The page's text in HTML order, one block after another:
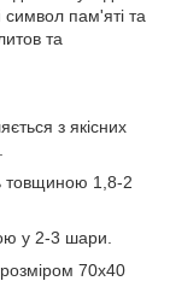
символ пам'яті та
та
з якісних
товщиною 1,8-2
у 2-3 шари.
70х40